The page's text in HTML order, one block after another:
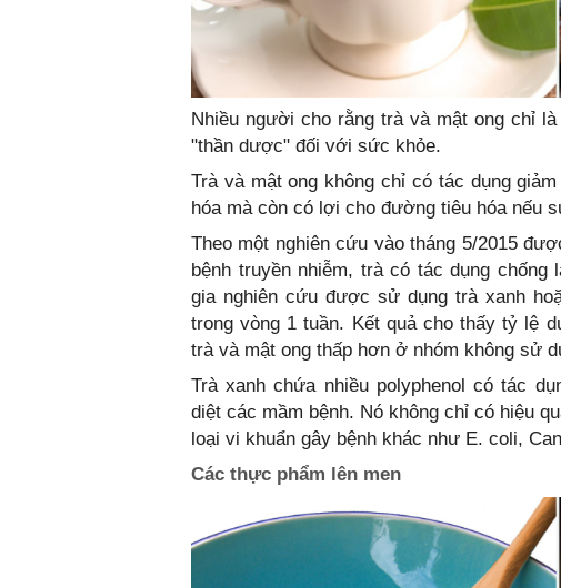
Nhiều người cho rằng trà và mật ong chỉ
"thần dược" đối với sức khỏe.
Trà và mật ong không chỉ có tác dụng
hóa mà còn có lợi cho đường tiêu hóa nếu
Theo một nghiên cứu vào tháng 5/2015
bệnh truyền nhiễm, trà có tác dụng
gia nghiên cứu được sử dụng trà xanh
trong vòng 1 tuần. Kết quả cho thấy tỷ lệ
trà và mật ong thấp hơn ở nhóm không sử
Trà xanh chứa nhiều polyphenol có tác
diệt các mầm bệnh. Nó không chỉ có hiệu
loại vi khuẩn gây bệnh khác như E. coli,
Các thực phẩm lên men